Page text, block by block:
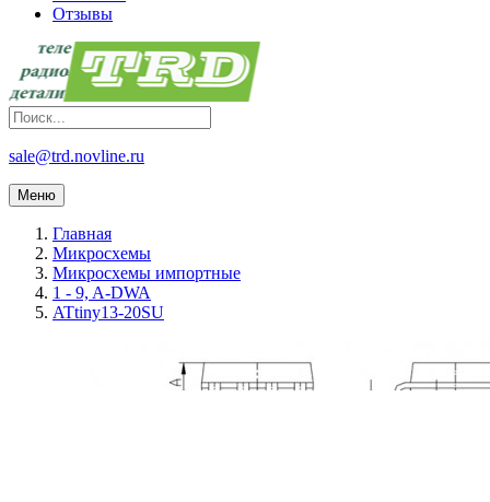
Отзывы
sale@trd.novline.ru
Меню
Главная
Микросхемы
Микросхемы импортные
1 - 9, A-DWA
ATtiny13-20SU